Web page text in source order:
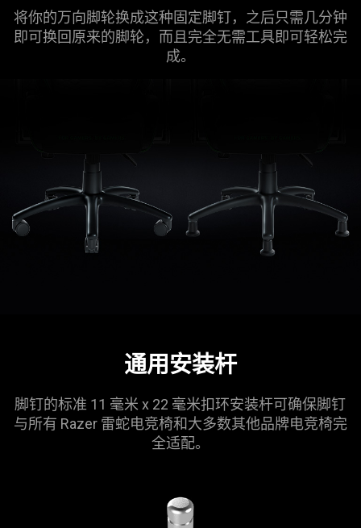
将你的万向脚轮换成这种固定脚钉，之后只需几分钟
即可换回原来的脚轮，而且完全无需工具即可轻松完
成。
通用安装杆
脚钉的标准 11 毫米 x 22 毫米扣环安装杆可确保脚钉
与所有 Razer 雷蛇电竞椅和大多数其他品牌电竞椅完
全适配。